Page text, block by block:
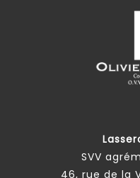
SVV
46, rue de la